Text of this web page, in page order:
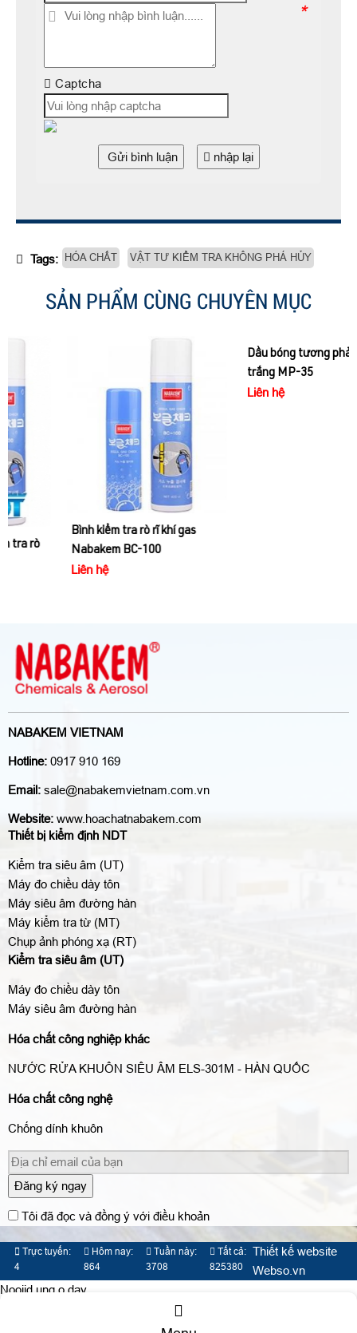
*
Captcha
Gửi bình luận nhập lại
Tags: HÓA CHẤT VẬT TƯ KIỂM TRA KHÔNG PHÁ HỦY
SẢN PHẨM CÙNG CHUYÊN MỤC
Bình kiểm tra rò rĩ khí gas
Nabakem BC-100
Dầu bóng tương phản màu
NABAKEM VIETNAM
Hotline: 0917 910 169
Email: sale@nabakemvietnam.com.vn
Website: www.hoachatnabakem.com
Thiết bị kiểm định NDT
Kiểm tra siêu âm (UT)
Máy đo chiều dày tôn
Máy siêu âm đường hàn
Máy kiểm tra từ (MT)
Chụp ảnh phóng xạ (RT)
Kiểm tra siêu âm (UT)
Máy đo chiều dày tôn
Máy siêu âm đường hàn
Hóa chất công nghiệp khác
NƯỚC RỬA KHUÔN SIÊU ÂM ELS-301M - HÀN QUỐC
Hóa chất công nghệ
Chống dính khuôn
Đăng ký ngay
Tôi đã đọc và đồng ý với điều khoản
Trực tuyến:
4
Hôm nay:
864
Tuần này:
3708
Tất cả:
825380
Thiết kế website
Webso.vn
Nooijd ung o day